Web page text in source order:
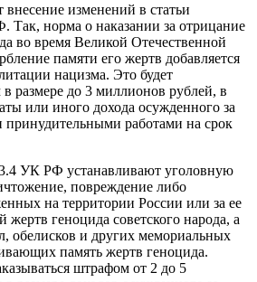
внесение изменений в статьи
Так, норма о наказании за отрицание
во время Великой Отечественной
памяти его жертв добавляется
нацизма. Это будет
размере до 3 миллионов рублей, в
или иного дохода осужденного за
принудительными работами на срок
УК РФ устанавливают уголовную
повреждение либо
на территории России или за ее
жертв геноцида советского народа, а
обелисков и других мемориальных
память жертв геноцида.
штрафом от 2 до 5